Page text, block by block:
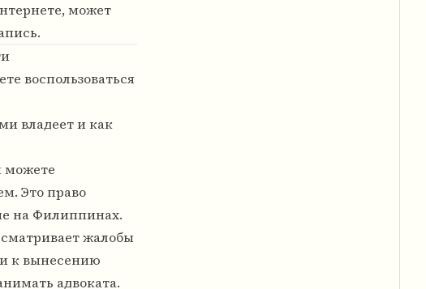
может
воспользоваться
владеет и как
можете
Это право
на Филиппинах.
жалобы
к вынесению
адвоката.